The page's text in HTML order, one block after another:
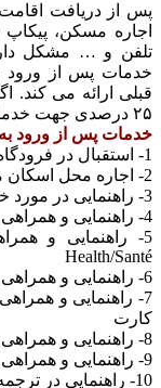
پس از دریافت اقامت
اجاره مسکن،
تلفن و … مشکل
خدمات پس از ورود
قبلی ارائه می کند.
۲۵ درصدی جهت خدمات زیر بهره مند شوید.
خدمات پس از ورود به
1- استقبال در فرودگاه کانادا و همراهی تا محل اسکان
2- اجاره محل اسکان موقت یا دائم
3- راهنمایی در مورد خرید مواد غذایی از فروشگاه ها
4- راهنمایی و همراهی در تبدیل ارز خارجی در صرافی مورد اعتماد
5- راهنمایی و
Health/Santé
6- راهنمایی و همراهی در دریافت برگه شناسایی SIN
7- راهنمایی و
کارت
8- راهنمایی و همراهی در خرید خط موبایل
9- راهنمایی و همراهی در خرید بلیط وسایل حمل و نقل عمومی
10- راهنمایی در ترجمه مدارک رسمی توسط مترجم رسمی کانادا